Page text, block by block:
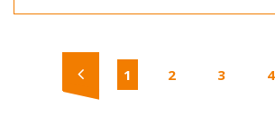
Balení: 1 sada (1 filtr + 50 filtračních
Dostupnost: zboží je skladem ...
1 2 3 4